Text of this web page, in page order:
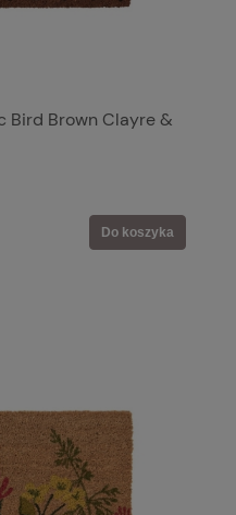
Bird Brown Clayre &
Do koszyka